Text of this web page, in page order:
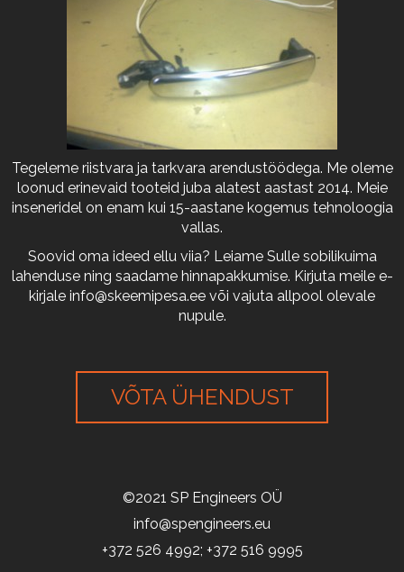
Tegeleme riistvara ja tarkvara arendustöödega. Me oleme
loonud erinevaid tooteid juba alatest aastast 2014. Meie
inseneridel on enam kui 15-aastane kogemus tehnoloogia
vallas.
Soovid oma ideed ellu viia? Leiame Sulle sobilikuima
lahenduse ning saadame hinnapakkumise. Kirjuta meile e-
kirjale info@skeemipesa.ee või vajuta allpool olevale
nupule.
VÕTA ÜHENDUST
©2021 SP Engineers OÜ
info@spengineers.eu
+372 526 4992; +372 516 9995